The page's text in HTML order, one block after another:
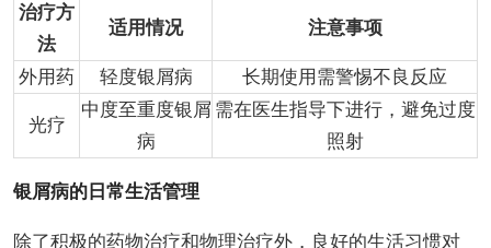
治疗方
法
适用情况 注意事项
外用药 轻度银屑病 长期使用需警惕不良反应
光疗
中度至重度银屑
病
需在医生指导下进行，避免过度
照射
银屑病的日常生活管理
除了积极的药物治疗和物理治疗外，良好的生活习惯对